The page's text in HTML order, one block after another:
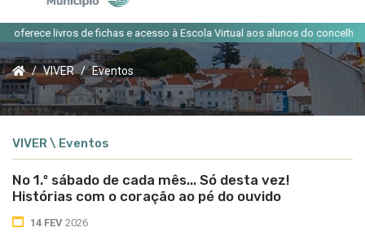
livros de fichas e acesso à Escola Virtual aos alunos do concelho |
VIVER Eventos
VIVER \ Eventos
No 1.º sábado de cada mês... Só desta vez!
Histórias com o coração ao pé do ouvido
14 FEV 2026